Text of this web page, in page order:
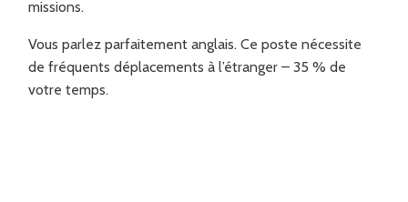
missions.
Vous parlez parfaitement anglais. Ce poste nécessite
de fréquents déplacements à l’étranger – 35 % de
votre temps.